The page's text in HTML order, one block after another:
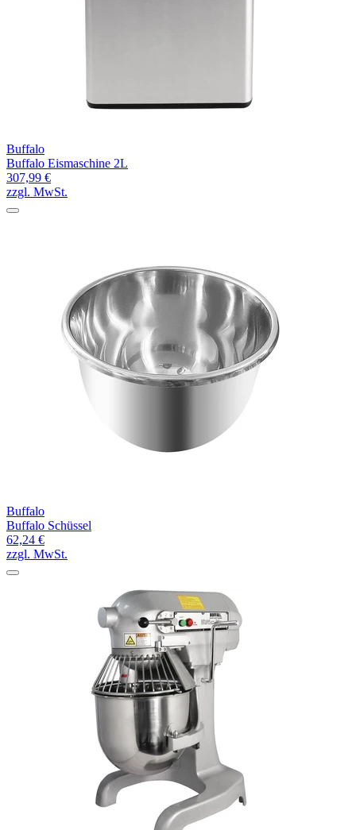
Buffalo
Buffalo Eismaschine 2L
307,99 €
zzgl. MwSt.
Buffalo
Buffalo Schüssel
62,24 €
zzgl. MwSt.